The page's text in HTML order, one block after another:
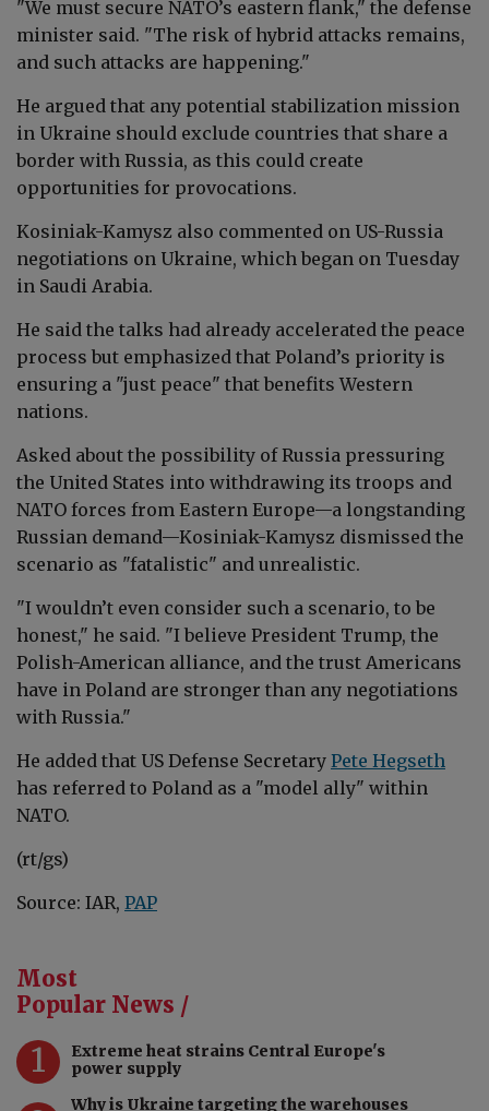
"We must secure NATO’s eastern flank," the defense
minister said. "The risk of hybrid attacks remains,
and such attacks are happening."
He argued that any potential stabilization mission
in Ukraine should exclude countries that share a
border with Russia, as this could create
opportunities for provocations.
Kosiniak-Kamysz also commented on US-Russia
negotiations on Ukraine, which began on Tuesday
in Saudi Arabia.
He said the talks had already accelerated the peace
process but emphasized that Poland’s priority is
ensuring a "just peace" that benefits Western
nations.
Asked about the possibility of Russia pressuring
the United States into withdrawing its troops and
NATO forces from Eastern Europe—a longstanding
Russian demand—Kosiniak-Kamysz dismissed the
scenario as "fatalistic" and unrealistic.
"I wouldn’t even consider such a scenario, to be
honest," he said. "I believe President Trump, the
Polish-American alliance, and the trust Americans
have in Poland are stronger than any negotiations
with Russia."
He added that US Defense Secretary Pete Hegseth
has referred to Poland as a "model ally" within
NATO.
(rt/gs)
Source: IAR, PAP
Most
Popular News /
1
Extreme heat strains Central Europe's
power supply
Why is Ukraine targeting the warehouses